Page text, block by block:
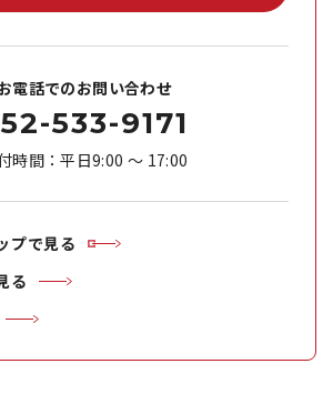
電話でのお問い合わせ
533-9171
時間：平日9:00 ～ 17:00
プで見る
る